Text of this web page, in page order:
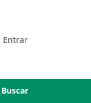
Entrar
Buscar